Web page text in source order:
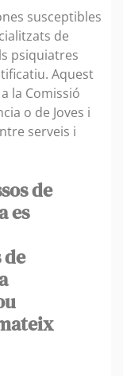
susceptibles
de
psiquiatres
Aquest
la Comissió
o de Joves i
serveis i
de
es